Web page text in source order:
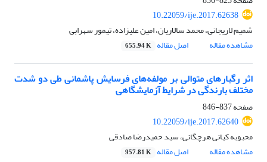
10.22059/ije.2017.62638
شمیم لاریجانی، محمد سالاریان، امین علیزاده، تیمور سهرابی
مشاهده مقاله
اصل مقاله 655.94 K
اثر رگبارهای متوالی بر مولفه‌های فرسایش پاشمانی طی دو شدت
مختلف بارندگی در شرایط آزمایشگاهی
صفحه837-846
10.22059/ije.2017.62640
محبوبه کیانی هرچگانی، سید حمیدرضا صادقی
مشاهده مقاله
اصل مقاله 957.81 K